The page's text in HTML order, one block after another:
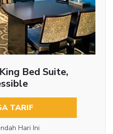
Bed Suite,
TARIF
Hari Ini